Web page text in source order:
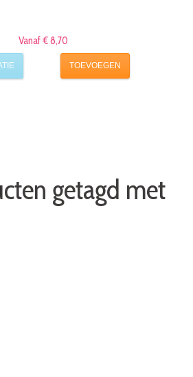
Vanaf € 8,70
TOEVOEGEN
getagd met